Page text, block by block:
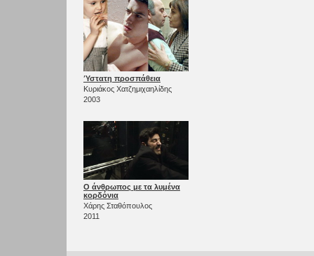
Ύστατη προσπάθεια
Κυριάκος Χατζημιχαηλίδης
2003
Ο άνθρωπος με τα λυμένα
κορδόνια
Χάρης Σταθόπουλος
2011